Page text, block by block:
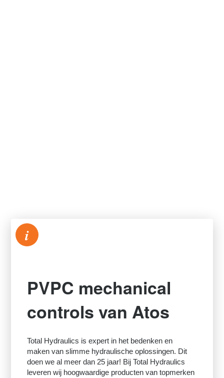
i
PVPC mechanical
controls van Atos
Total Hydraulics is expert in het bedenken en
maken van slimme hydraulische oplossingen. Dit
doen we al meer dan 25 jaar! Bij Total Hydraulics
leveren wij hoogwaardige producten van topmerken